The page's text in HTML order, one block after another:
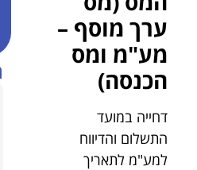
ערך מוסף –
מע"מ ומס
הכנסה)
דחייה במועד
התשלום והדיווח
למע"מ לתאריך